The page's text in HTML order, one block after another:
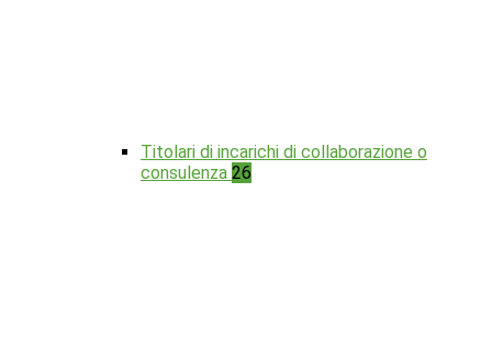
Titolari di incarichi di collaborazione o
consulenza 26